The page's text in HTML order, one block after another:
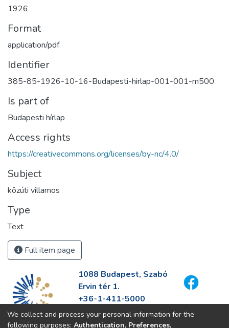
1926
Format
application/pdf
Identifier
385-85-1926-10-16-Budapesti-hirlap-001-001-m500
Is part of
Budapesti hírlap
Access rights
https://creativecommons.org/licenses/by-nc/4.0/
Subject
közúti villamos
Type
Text
Full item page
1088 Budapest, Szabó
Ervin tér 1.
+36-1-411-5000
info@fszek.hu
https://fszek.hu
We collect and process your personal information for the
following purposes: Authentication, Preferences,